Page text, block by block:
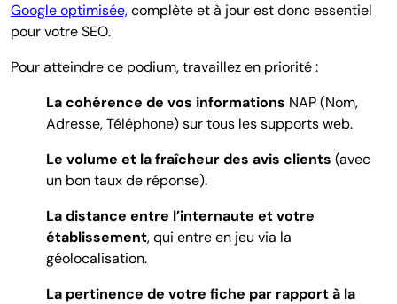
Google optimisée,complète et à jour est donc essentiel
pour votre SEO.
Pour atteindre ce podium, travaillez en priorité :
La cohérence de vos informations NAP (Nom,
Adresse, Téléphone)sur tous les supports web.
Le volume et la fraîcheur des avis clients (avec
un bon taux de réponse).
La distance entre l’internaute et votre
établissement, qui entre en jeu via la
géolocalisation.
La pertinence de votre fiche par rapport à la